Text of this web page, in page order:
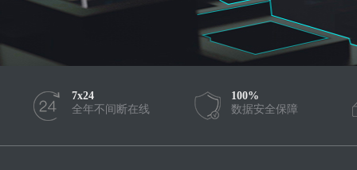
7x24
全年不间断在线
100%
数据安全保障